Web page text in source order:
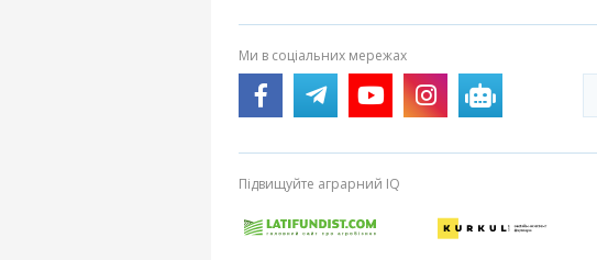
Ми в соціальних мережах
Підвищуйте аграрний IQ